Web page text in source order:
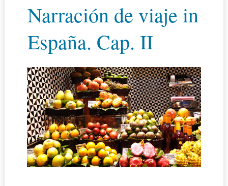
Narración de viaje in
España. Cap. II